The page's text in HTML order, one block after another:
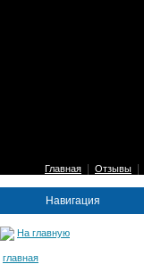
Главная Отзывы
Навигация
На главную
главная